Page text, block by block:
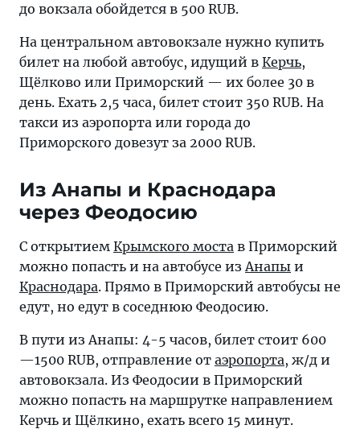
до вокзала обойдется в 500 RUB.
На центральном автовокзале нужно купить
билет на любой автобус, идущий в Керчь,
Щёлково или Приморский — их более 30 в
день. Ехать 2,5 часа, билет стоит 350 RUB. На
такси из аэропорта или города до
Приморского довезут за 2000 RUB.
Из Анапы и Краснодара
через Феодосию
С открытием Крымского моста в Приморский
можно попасть и на автобусе изАнапы и
Краснодара. Прямо в Приморский автобусы не
едут, но едут в соседнюю Феодосию.
В пути из Анапы: 4-5 часов, билет стоит 600
—1500 RUB, отправление от аэропорта, ж/д и
автовокзала. Из Феодосии в Приморский
можно попасть на маршрутке направлением
Керчь и Щёлкино, ехать всего 15 минут.